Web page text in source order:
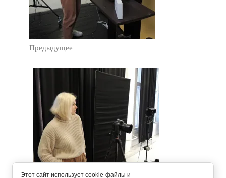
Предыдущее
Этот сайт использует cookie-файлы и